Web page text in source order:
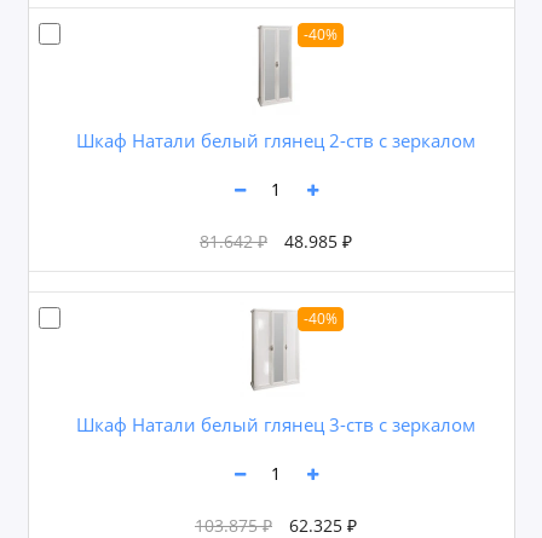
-40%
Шкаф Натали белый глянец 2-ств с зеркалом
81.642 ₽ 48.985 ₽
-40%
Шкаф Натали белый глянец 3-ств с зеркалом
103.875 ₽ 62.325 ₽